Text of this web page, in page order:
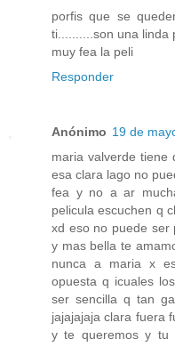
porfis que se
ti..........son una linda
muy fea la peli
Responder
Anónimo 19 de
maria valverde
esa clara lago no
fea y no a ar
pelicula escuchen q
xd eso no puede ser
y mas bella te
nunca a maria x
opuesta q icuales
ser sencilla q tan
jajajajaja clara fuera
y te queremos y tu